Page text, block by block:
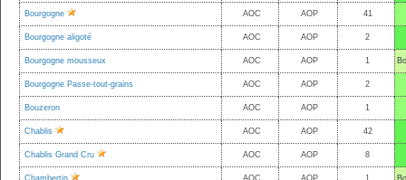
Bourgogne AOC AOP 41
Bourgogne aligoté
AOC AOP 2
Bourgogne mousseux
AOC AOP 1
Bourgogne Passe-tout-grains AOC AOP 2
Bouzeron
AOC AOP 1
Chablis
AOC AOP 42
Chablis Grand Cru
AOC AOP 8
Chambertin
AOC AOP 1